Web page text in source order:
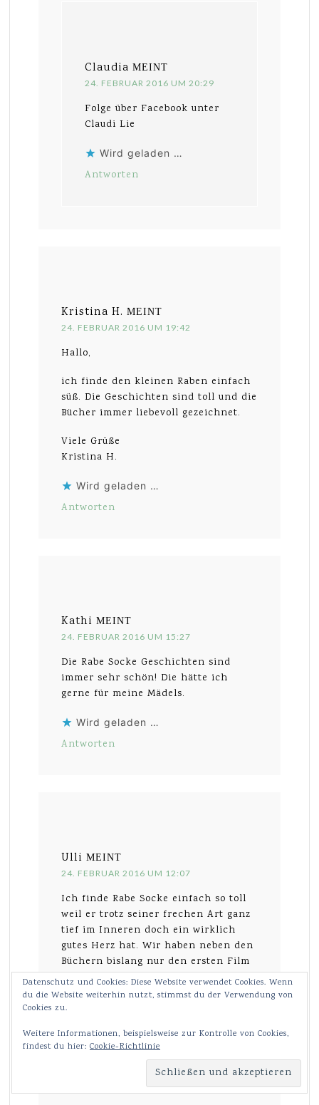
Claudia MEINT
24. FEBRUAR 2016 UM 20:29
Folge über Facebook unter
Claudi Lie
Wird geladen …
Antworten
Kristina H. MEINT
24. FEBRUAR 2016 UM 19:42
Hallo,
ich finde den kleinen Raben einfach
süß. Die Geschichten sind toll und die
Bücher immer liebevoll gezeichnet.
Viele Grüße
Kristina H.
Wird geladen …
Antworten
Kathi MEINT
24. FEBRUAR 2016 UM 15:27
Die Rabe Socke Geschichten sind
immer sehr schön! Die hätte ich
gerne für meine Mädels.
Wird geladen …
Antworten
Ulli MEINT
24. FEBRUAR 2016 UM 12:07
Ich finde Rabe Socke einfach so toll
weil er trotz seiner frechen Art ganz
tief im Inneren doch ein wirklich
gutes Herz hat. Wir haben neben den
Büchern bislang nur den ersten Film
gesehen und meine Mädels würden
sich über den 2. Teil sehr freuen.
Ulli
Datenschutz und Cookies: Diese Website verwendet Cookies. Wenn
du die Website weiterhin nutzt, stimmst du der Verwendung von
Cookies zu.
Weitere Informationen, beispielsweise zur Kontrolle von Cookies,
findest du hier: Cookie-Richtlinie